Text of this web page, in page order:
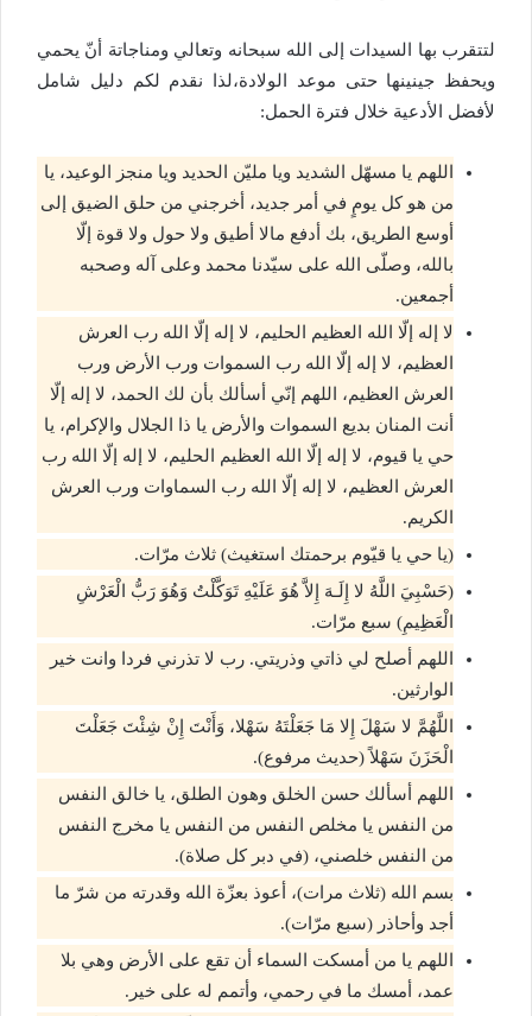
لتتقرب بها السيدات إلى الله سبحانه وتعالي ومناجاتة أنّ يحمي
ويحفظ جينينها حتى موعد الولادة،لذا نقدم لكم دليل شامل
لأفضل الأدعية خلال فترة الحمل:
اللهم يا مسهّل الشديد ويا مليّن الحديد ويا منجز الوعيد، يا
من هو كل يومٍ في أمر جديد، أخرجني من حلق الضيق إلى
أوسع الطريق، بك أدفع مالا أطيق ولا حول ولا قوة إلّا
بالله، وصلّى الله على سيّدنا محمد وعلى آله وصحبه
أجمعين.
لا إله إلّا الله العظيم الحليم، لا إله إلّا الله رب العرش
العظيم، لا إله إلّا الله رب السموات ورب الأرض ورب
العرش العظيم، اللهم إنّي أسألك بأن لك الحمد، لا إله إلّا
أنت المنان بديع السموات والأرض يا ذا الجلال والإكرام، يا
حي يا قيوم، لا إله إلّا الله العظيم الحليم، لا إله إلّا الله رب
العرش العظيم، لا إله إلّا الله رب السماوات ورب العرش
الكريم.
(يا حي يا قيّوم برحمتك استغيث) ثلاث مرّات.
(حَسْبِيَ اللَّهُ لا إِلَـهَ إِلاَّ هُوَ عَلَيْهِ تَوَكَّلْتُ وَهُوَ رَبُّ الْعَرْشِ
الْعَظِيمِ) سبع مرّات.
اللهم أصلح لي ذاتي وذريتي. رب لا تذرني فردا وانت خير
الوارثين.
اللَّهُمَّ لا سَهْلَ إِلا مَا جَعَلْتَهُ سَهْلا، وَأَنْتَ إِنْ شِئْتَ جَعَلْتَ
الْحَزَنَ سَهْلاً (حديث مرفوع).
اللهم أسألك حسن الخلق وهون الطلق، يا خالق النفس
من النفس يا مخلص النفس من النفس يا مخرج النفس
من النفس خلصني، (في دبر كل صلاة).
بسم الله (ثلاث مرات)، أعوذ بعزّة الله وقدرته من شرّ ما
أجد وأحاذر (سبع مرّات).
اللهم يا من أمسكت السماء أن تقع على الأرض وهي بلا
عمد، أمسك ما في رحمي، وأتمم له على خير.